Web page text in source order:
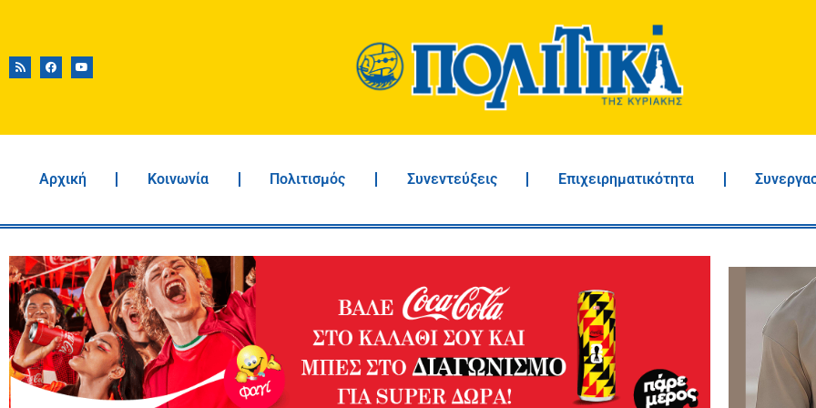
Αρχική Κοινωνία Πολιτισμός Συνεντεύξεις Επιχειρηματικότητα